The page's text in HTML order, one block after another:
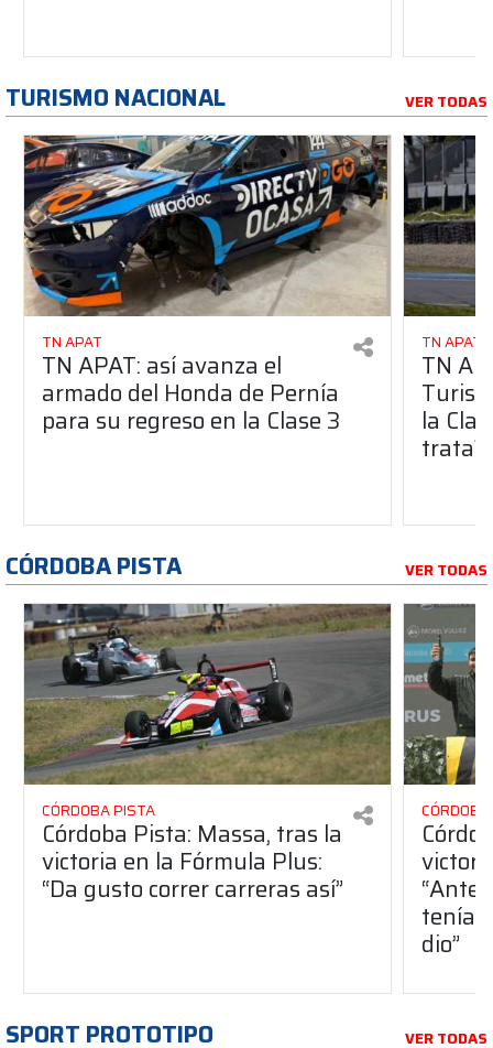
TURISMO NACIONAL VER TODAS
TN APAT
TN APAT: así avanza el
armado del Honda de Pernía
para su regreso en la Clase 3
TN APAT
TN
la
trata?
CÓRDOBA PISTA VER TODAS
CÓRDOBA PISTA
Córdoba Pista: Massa, tras la
victoria en la Fórmula Plus:
“Da gusto correr carreras así”
dio”
SPORT PROTOTIPO VER TODAS